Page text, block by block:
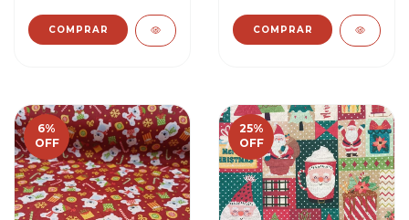
COMPRAR COMPRAR
6%
OFF
25%
OFF